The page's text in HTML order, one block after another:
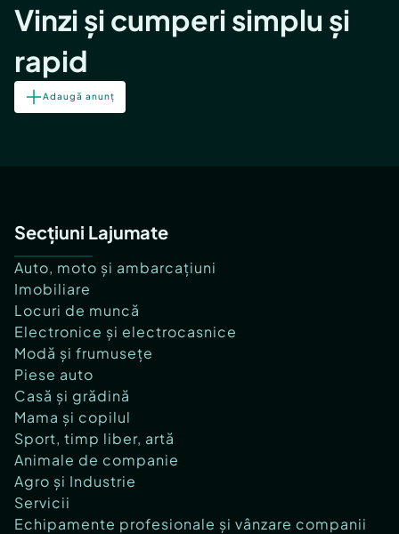
Vinzi și cumperi simplu și
rapid
Adaugă anunț
Secțiuni Lajumate
Auto, moto și ambarcațiuni
Imobiliare
Locuri de muncă
Electronice și electrocasnice
Modă și frumusețe
Piese auto
Casă și grădină
Mama și copilul
Sport, timp liber, artă
Animale de companie
Agro și Industrie
Servicii
Echipamente profesionale și vânzare companii